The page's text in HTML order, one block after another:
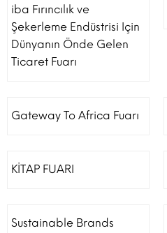
iba Fırıncılık ve
Şekerleme Endüstrisi Için
Dünyanın Önde Gelen
Ticaret Fuarı
Gateway To Africa Fuarı
KİTAP FUARI
Sustainable Brands